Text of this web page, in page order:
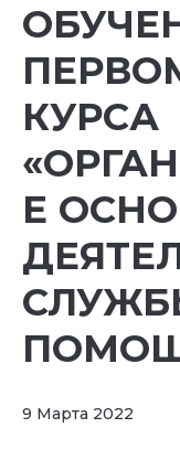
КУРСА
Е
9 Марта 2022